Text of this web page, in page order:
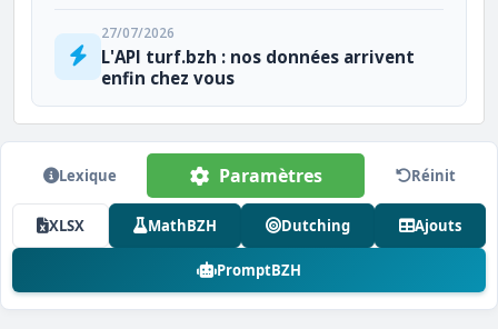
27/07/2026
L'API turf.bzh : nos données arrivent
enfin chez vous
Lexique Paramètres Réinit
XLSX MathBZH Dutching Ajouts
PromptBZH